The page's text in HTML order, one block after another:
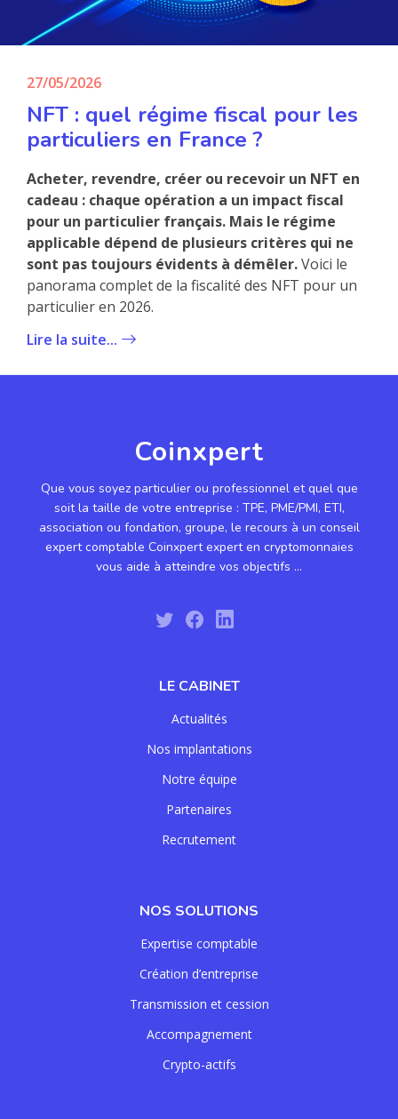
27/05/2026
NFT : quel régime fiscal pour les
particuliers en France ?
Acheter, revendre, créer ou recevoir un NFT en
cadeau : chaque opération a un impact fiscal
pour un particulier français. Mais le régime
applicable dépend de plusieurs critères qui ne
sont pas toujours évidents à démêler.Voici le
panorama complet de la fiscalité des NFT pour un
particulier en 2026.
Lire la suite...
Coinxpert
Que vous soyez particulier ou professionnel et quel que
soit la taille de votre entreprise : TPE, PME/PMI, ETI,
association ou fondation, groupe, le recours à un conseil
expert comptable Coinxpert expert en cryptomonnaies
vous aide à atteindre vos objectifs ...
LE CABINET
Actualités
Nos implantations
Notre équipe
Partenaires
Recrutement
NOS SOLUTIONS
Expertise comptable
Création d’entreprise
Transmission et cession
Accompagnement
Crypto-actifs